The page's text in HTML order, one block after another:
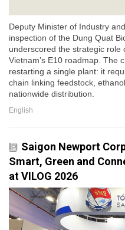
Deputy Minister of Industry
inspection of the Dung Quat
underscored the strategic role
Vietnam’s E10 roadmap. The
restarting a single plant: it
chain linking feedstock,
nationwide distribution.
English
Saigon Newport
Smart, Green and
at VILOG 2026